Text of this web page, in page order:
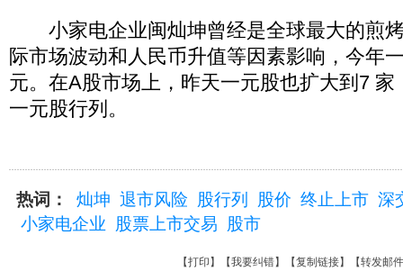
小家电企业闽灿坤曾经是全球最大的煎
际市场波动和人民币升值等因素影响，今年
元。在A股市场上，昨天一元股也扩大到7
一元股行列。
热词： 灿坤 退市风险 股行列 股价 终止上市 深
小家电企业
股票上市交易 股市
【打印 】【我要纠错】【复制链接】【转发邮件